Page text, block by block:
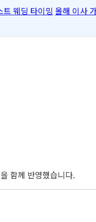
트 웨딩 타이밍 올해 이사
함께 반영했습니다.